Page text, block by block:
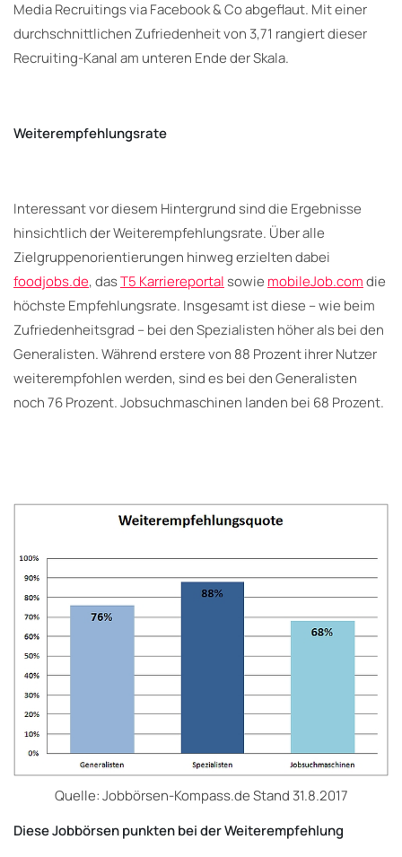
Media Recruitings via Facebook & Co abgeflaut. Mit einer
durchschnittlichen Zufriedenheit von 3,71 rangiert dieser
Recruiting-Kanal am unteren Ende der Skala.
Weiterempfehlungsrate
Interessant vor diesem Hintergrund sind die Ergebnisse
hinsichtlich der Weiterempfehlungsrate. Über alle
Zielgruppenorientierungen hinweg erzielten dabei
foodjobs.de, dasT5 Karriereportalsowie mobileJob.comdie
höchste Empfehlungsrate. Insgesamt ist diese – wie beim
Zufriedenheitsgrad – bei den Spezialisten höher als bei den
Generalisten. Während erstere von 88 Prozent ihrer Nutzer
weiterempfohlen werden, sind es bei den Generalisten
noch 76 Prozent. Jobsuchmaschinen landen bei 68 Prozent.
Quelle: Jobbörsen-Kompass.de Stand 31.8.2017
Diese Jobbörsen punkten bei der Weiterempfehlung